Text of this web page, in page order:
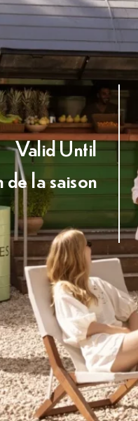
Valid Until
de la saison